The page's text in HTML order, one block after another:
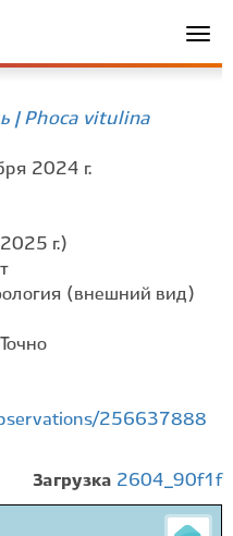
| Phoca vitulina
2024 г.
г.)
(внешний вид)
Точно
256637888
Загрузка 2604_90f1f